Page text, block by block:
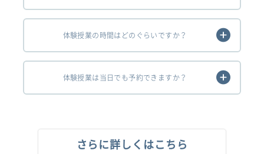
体験授業の時間はどのぐらいですか？
体験授業は当日でも予約できますか？
さらに詳しくはこちら